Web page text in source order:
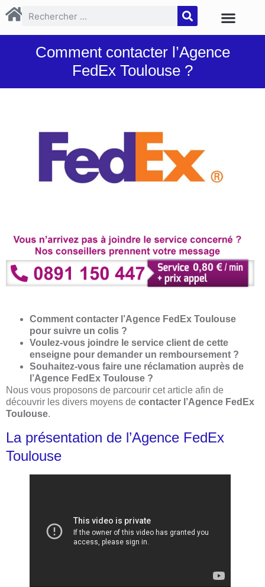
Comment contacter l’Agence
FedEx Toulouse ?
Comment contacter l’Agence FedEx Toulouse
pour suivre un colis ?
Voulez-vous joindre le service client de cette
enseigne pour demander un remboursement ?
Souhaitez-vous faire une réclamation auprès de
l’Agence FedEx Toulouse ?
Nous vous proposons de parcourir cet article afin de
découvrir les divers moyens de contacter l’Agence FedEx
Toulouse.
La présentation de l’Agence FedEx
Toulouse